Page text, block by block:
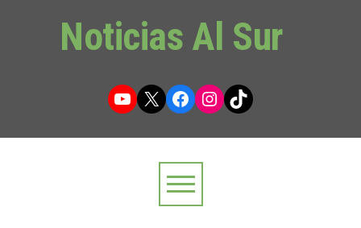
Noticias Al Sur
YouTube
X Facebook
Instagram
TikTok